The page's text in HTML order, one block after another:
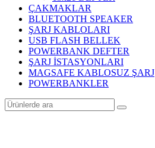
ÇAKMAKLAR
BLUETOOTH SPEAKER
ŞARJ KABLOLARI
USB FLASH BELLEK
POWERBANK DEFTER
ŞARJ İSTASYONLARI
MAGSAFE KABLOSUZ ŞARJ
POWERBANKLER